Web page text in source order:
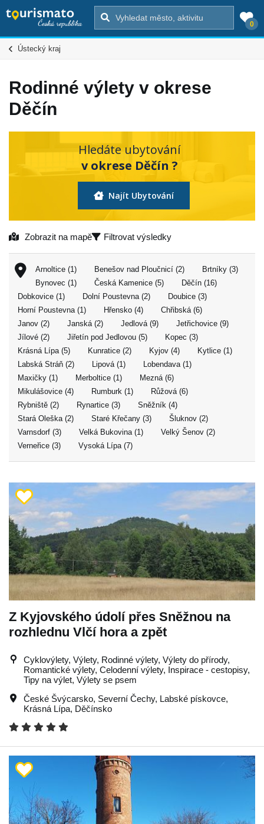
0
Ústecký kraj
Rodinné výlety v okrese
Děčín
Hledáte ubytování
v okrese Děčín ?
Najít Ubytování
Zobrazit na mapě Filtrovat výsledky
Arnoltice (1) Benešov nad Ploučnicí (2)
Brtníky (3)
Bynovec (1)
Česká Kamenice (5)
Děčín (16)
Dobkovice (1)
Dolní Poustevna (2)
Doubice (3)
Horní Poustevna (1)
Hřensko (4)
Chřibská (6)
Janov (2)
Janská (2) Jedlová (9)
Jetřichovice (9)
Jílové (2)
Jiřetín pod Jedlovou (5)
Kopec (3)
Krásná Lípa (5)
Kunratice (2) Kyjov (4)
Kytlice (1)
Labská Stráň (2)
Lipová (1)
Lobendava (1)
Maxičky (1)
Merboltice (1)
Mezná (6)
Mikulášovice (4)
Rumburk (1)
Růžová (6)
Rybniště (2)
Rynartice (3)
Sněžník (4)
Stará Oleška (2)
Staré Křečany (3)
Šluknov (2)
Varnsdorf (3)
Velká Bukovina (1)
Velký Šenov (2)
Verneřice (3)
Vysoká Lípa (7)
Z Kyjovského údolí přes Sněžnou na
rozhlednu Vlčí hora a zpět
Cyklovýlety, Výlety, Rodinné výlety, Výlety do přírody,
Romantické výlety, Celodenní výlety, Inspirace - cestopisy,
Tipy na výlet, Výlety se psem
České Švýcarsko, Severní Čechy, Labské pískovce,
Krásná Lípa, Děčínsko